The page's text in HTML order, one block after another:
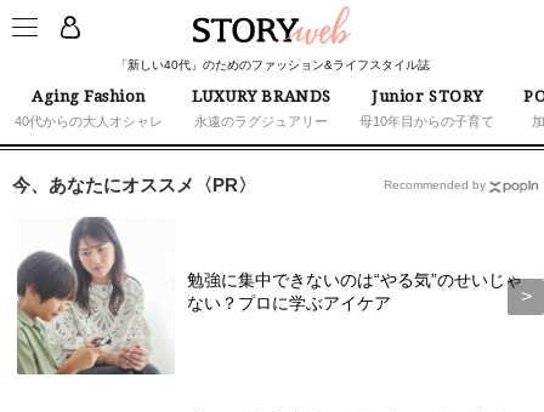
「新しい40代」のためのファッション&ライフスタイル誌
Aging Fashion
40代からの大人オシャレ
LUXURY BRANDS
永遠のラグジュアリー
Junior STORY
母10年目からの子育て
今、あなたにオススメ〈PR〉
勉強に集中できないのは“やる気”のせいじゃ
ない？プロに学ぶアイケア
Recommended by